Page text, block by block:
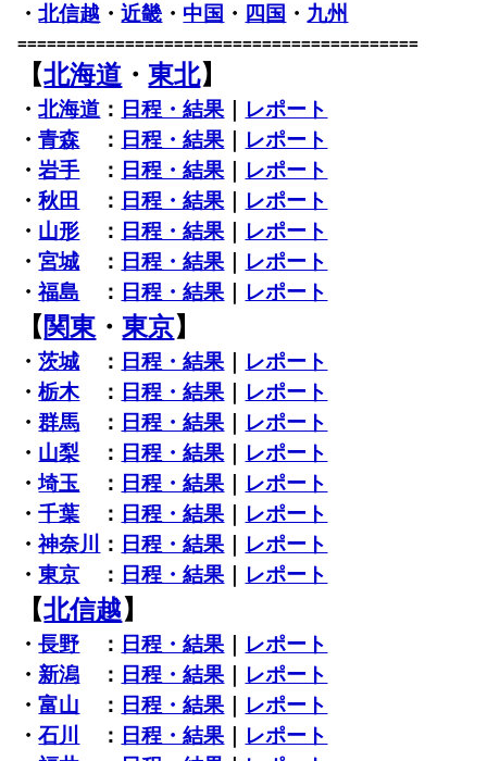
・北信越 ・近畿 ・ 中国 ・ 四国 ・ 九州
=========================================
【北海道 ・ 東北】
・北海道 ： 日程・結果
レポート
・青森 ： 日程・結果
レポート
・岩手 ： 日程・結果
レポート
・秋田 ： 日程・結果
レポート
・ 山形 ： 日程・結果
レポート
・宮城 ： 日程・結果
レポート
・福島 ： 日程・結果 レポート
【 関東 ・ 東京】
・茨城 ： 日程・結果
レポート
・栃木： 日程・結果
レポート
・群馬 ： 日程・結果
レポート
・ 山梨 ： 日程・結果
レポート
・埼玉 ： 日程・結果
レポート
・千葉 ： 日程・結果
レポート
・神奈川 ： 日程・結果
レポート
・東京 ： 日程・結果 レポート
【北信越】
・長野 ： 日程・結果
レポート
・ 新潟 ： 日程・結果
レポート
・富山 ： 日程・結果
レポート
・石川 ： 日程・結果
レポート